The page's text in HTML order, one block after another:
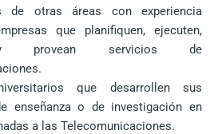
de otras áreas con experiencia
que planifiquen, ejecuten,
provean servicios de
que desarrollen sus
enseñanza o de investigación en
a las Telecomunicaciones.